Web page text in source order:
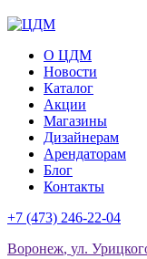
О ЦДМ
Новости
Каталог
Акции
Магазины
Дизайнерам
Арендаторам
Блог
Контакты
+7 (473) 246-22-04
Воронеж, ул.